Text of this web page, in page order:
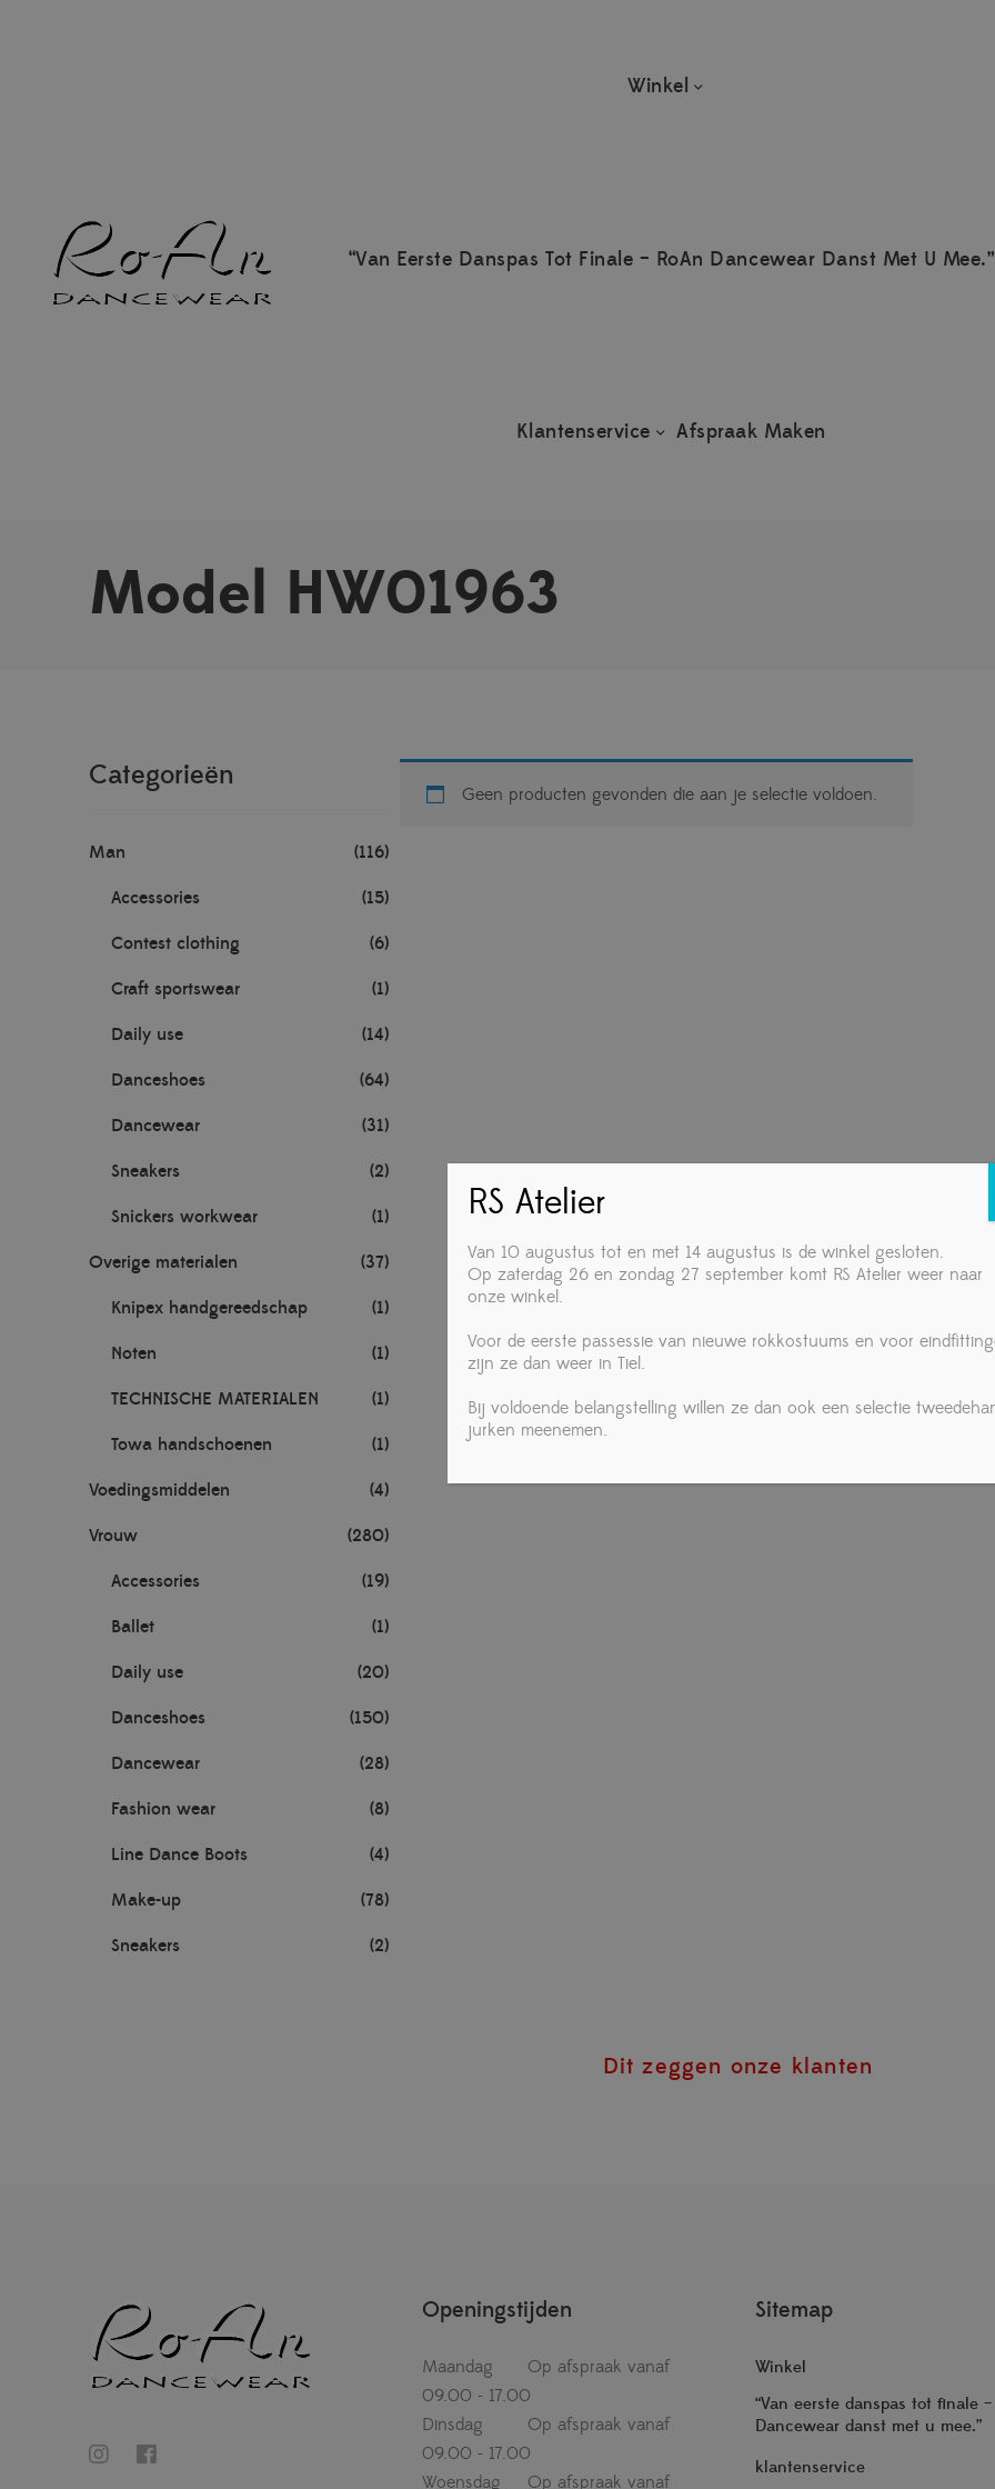
Winkel
“Van Eerste Danspas Tot Finale – RoAn Dancewear Danst Met U Mee.”
Klantenservice Afspraak Maken
Model HW01963
Geen producten gevonden die aan je selectie voldoen.
Categorieën
Man (116)
Accessories (15)
Contest clothing (6)
Craft sportswear (1)
Daily use (14)
Danceshoes (64)
Dancewear (31)
Sneakers (2)
Snickers workwear (1)
Overige materialen (37)
Knipex handgereedschap (1)
Noten (1)
TECHNISCHE MATERIALEN (1)
Towa handschoenen (1)
Voedingsmiddelen (4)
Vrouw (280)
Accessories (19)
Ballet (1)
Daily use (20)
Danceshoes (150)
Dancewear (28)
Fashion wear (8)
Line Dance Boots (4)
Make-up (78)
Sneakers (2)
Dit zeggen onze klanten
Openingstijden
Maandag
Op afspraak vanaf
09.00 - 17.00
Dinsdag
Op afspraak vanaf
09.00 - 17.00
Woensdag
Op afspraak vanaf
Sitemap
Winkel
“Van eerste danspas tot finale –
Dancewear danst met u mee.”
klantenservice
RS Atelier
Van 10 augustus tot en met 14 augustus is de winkel gesloten.
Op zaterdag 26 en zondag 27 september komt RS Atelier weer naar
onze winkel.
Voor de eerste passessie van nieuwe rokkostuums en voor
zijn ze dan weer in Tiel.
Bij voldoende belangstelling willen ze dan ook een selectie
jurken meenemen.